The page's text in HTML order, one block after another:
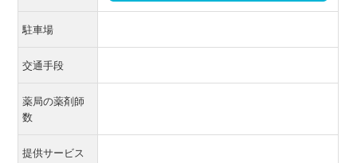
駐車場
交通手段
薬局の薬剤師
数
提供サービス